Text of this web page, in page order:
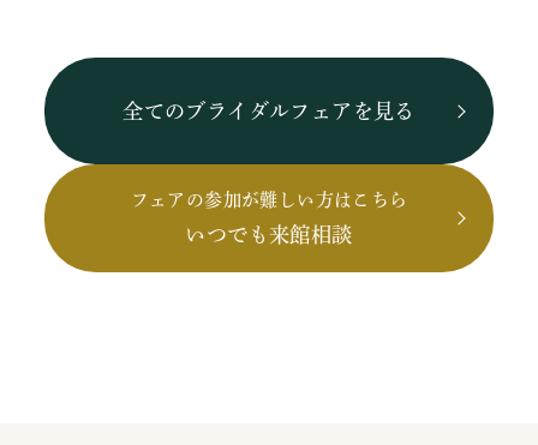
全てのブライダルフェアを見る
フェアの参加が難しい方はこちら
いつでも来館相談